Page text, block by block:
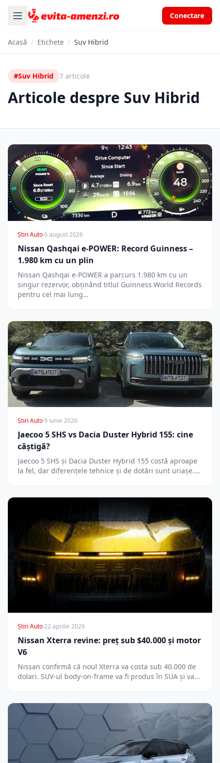
Conectare
Acasă / Etichete / Suv Hibrid
#Suv Hibrid 7 articole
Articole despre Suv Hibrid
Știri Auto·6 august 2026
Nissan Qashqai e-POWER: Record Guinness –
1.980 km cu un plin
Nissan Qashqai e-POWER a parcurs 1.980 km cu un
singur rezervor, obținând titlul Guinness World Records
pentru cel mai lung…
Știri Auto·9 iunie 2026
Jaecoo 5 SHS vs Dacia Duster Hybrid 155: cine
câștigă?
Jaecoo 5 SHS și Dacia Duster Hybrid 155 costă aproape
la fel, dar diferențele tehnice și de dotări sunt uriașe.…
Știri Auto·22 aprilie 2026
Nissan Xterra revine: preț sub $40.000 și motor
V6
Nissan confirmă că noul Xterra va costa sub 40.000 de
dolari. SUV-ul body-on-frame va fi produs în SUA și va…